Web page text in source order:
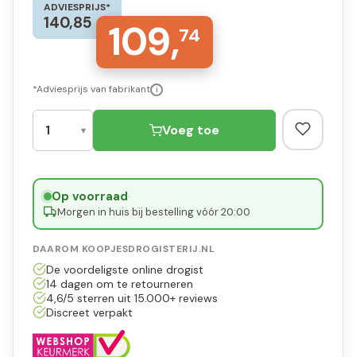
ADVIESPRIJS*
140,85 109,74
*Adviesprijs van fabrikant i
Voeg toe
Op voorraad·
Morgen in huis bij bestelling vóór 20:00
DAAROM KOOPJESDROGISTERIJ.NL
De voordeligste online drogist
14 dagen om te retourneren
4,6/5 sterren uit 15.000+ reviews
Discreet verpakt